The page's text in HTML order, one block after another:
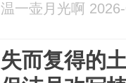
温一壶月光啊
失而复得的